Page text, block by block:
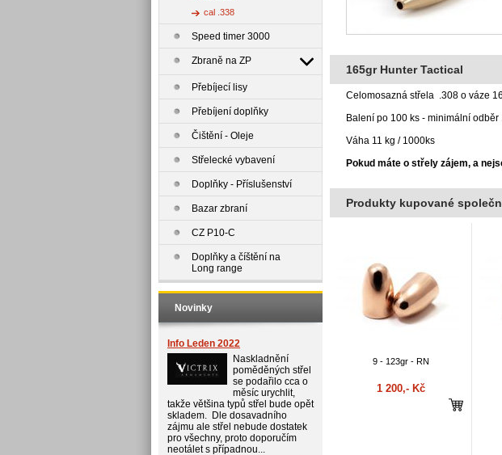
cal .338
Speed timer 3000
Zbraně na ZP
Přebíjecí lisy
Přebíjení doplňky
Čištění - Oleje
Střelecké vybavení
Doplňky - Příslušenství
Bazar zbraní
CZ P10-C
Doplňky a číštění na
Long range
Novinky
Info Leden 2022
Naskladnění
poměděných střel
se podařilo cca o
měsíc urychlit,
takže většina typů střel bude opět
skladem. Dle dosavadního
zájmu ale střel nebude dostatek
pro všechny, proto doporučím
neotálet s případnou...
165gr Hunter Tactical
Celomosazná střela .308 o váze
Balení po 100 ks - minimální odběr
Váha 11 kg / 1000ks
Pokud máte o střely zájem, a
Produkty kupované
9 - 123gr - RN
1 200,- Kč